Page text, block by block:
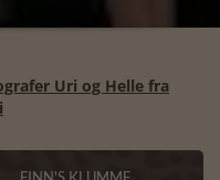
Uri og Helle fra